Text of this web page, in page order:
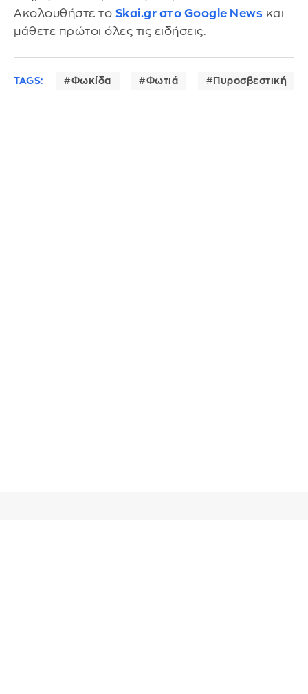
Ακολουθήστε το Skai.gr στο Google News και
μάθετε πρώτοι όλες τις ειδήσεις.
TAGS: Φωκίδα Φωτιά Πυροσβεστική